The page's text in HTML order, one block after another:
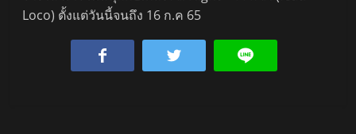
Loco) ตั้งแต่วันนี้จนถึง 16 ก.ค 65